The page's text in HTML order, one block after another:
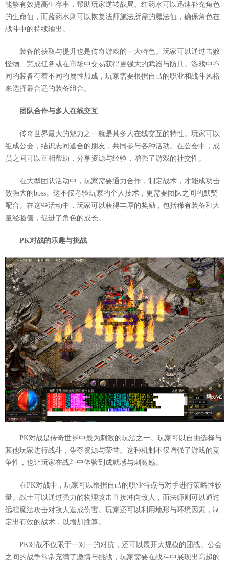
能够有效提高生存率，帮助玩家逆转战局。红药水可以迅速补充角色
的生命值，而蓝药水则可以恢复法师施法所需的魔法值，确保角色在
战斗中的持续输出。
装备的获取与提升也是传奇游戏的一大特色。玩家可以通过击败
怪物、完成任务或在市场中交易获得更强大的武器与防具。游戏中不
同的装备有着不同的属性加成，玩家需要根据自己的职业和战斗风格
来选择最合适的装备组合。
团队合作与多人在线交互
传奇世界最大的魅力之一就是其多人在线交互的特性。玩家可以
组成公会，结识志同道合的朋友，共同参与各种活动。在公会中，成
员之间可以互相帮助，分享资源与经验，增强了游戏的社交性。
在大型团队活动中，玩家需要通力合作，制定战术，才能成功击
败强大的boss。这不仅考验玩家的个人技术，更需要团队之间的默契
配合。在这些活动中，玩家可以获得丰厚的奖励，包括稀有装备和大
量经验值，促进了角色的成长。
PK对战的乐趣与挑战
PK对战是传奇世界中最为刺激的玩法之一。玩家可以自由选择与
其他玩家进行战斗，争夺资源与荣誉。这种机制不仅增强了游戏的竞
争性，也让玩家在战斗中体验到成就感与刺激感。
在PK对战中，玩家可以根据自己的职业特点与对手进行策略性较
量。战士可以通过强力的物理攻击直接冲向敌人，而法师则可以通过
远程魔法攻击对敌人造成伤害。玩家还可以利用地形与环境因素，制
定出有效的战术，以增加胜算。
PK对战不仅限于一对一的对抗，还可以展开大规模的团战。公会
之间的战争常常充满了激情与挑战，玩家需要在战斗中展现出高超的